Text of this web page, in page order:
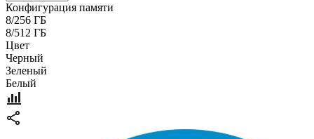
Конфигурация памяти
8/256 ГБ
8/512 ГБ
Цвет
Черный
Зеленый
Белый